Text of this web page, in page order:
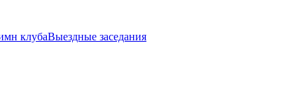
клубаВыездные заседания